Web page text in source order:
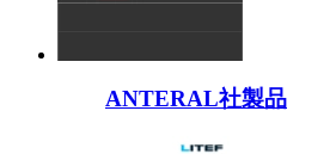
ANTERAL社製品